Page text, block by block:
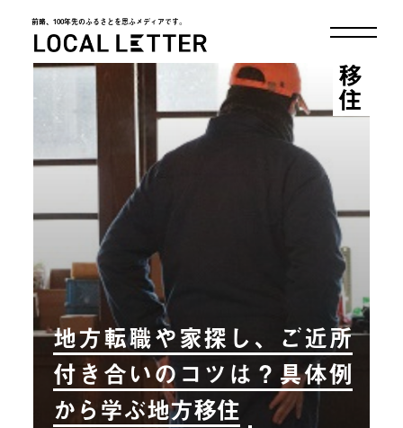
前略、100年先のふるさとを思ふメディアです。
LOCAL LETTER
地方転職や家探し、ご近所
付き合いのコツは？具体例
から学ぶ地方移住
移住